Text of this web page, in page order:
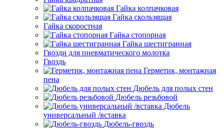
Гайка колпачковая
Гайка скользящая
Гайка скоростная
Гайка стопорная
Гайка шестигранная
Гвозди для пневматического молотка
Гвоздь
Герметик, монтажная
пена
Дюбель для полых стен
Дюбель резьбовой
Дюбель
универсальный /вставка
Дюбель-гвоздь